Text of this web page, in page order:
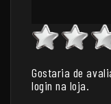
Gostaria de
login na loja.